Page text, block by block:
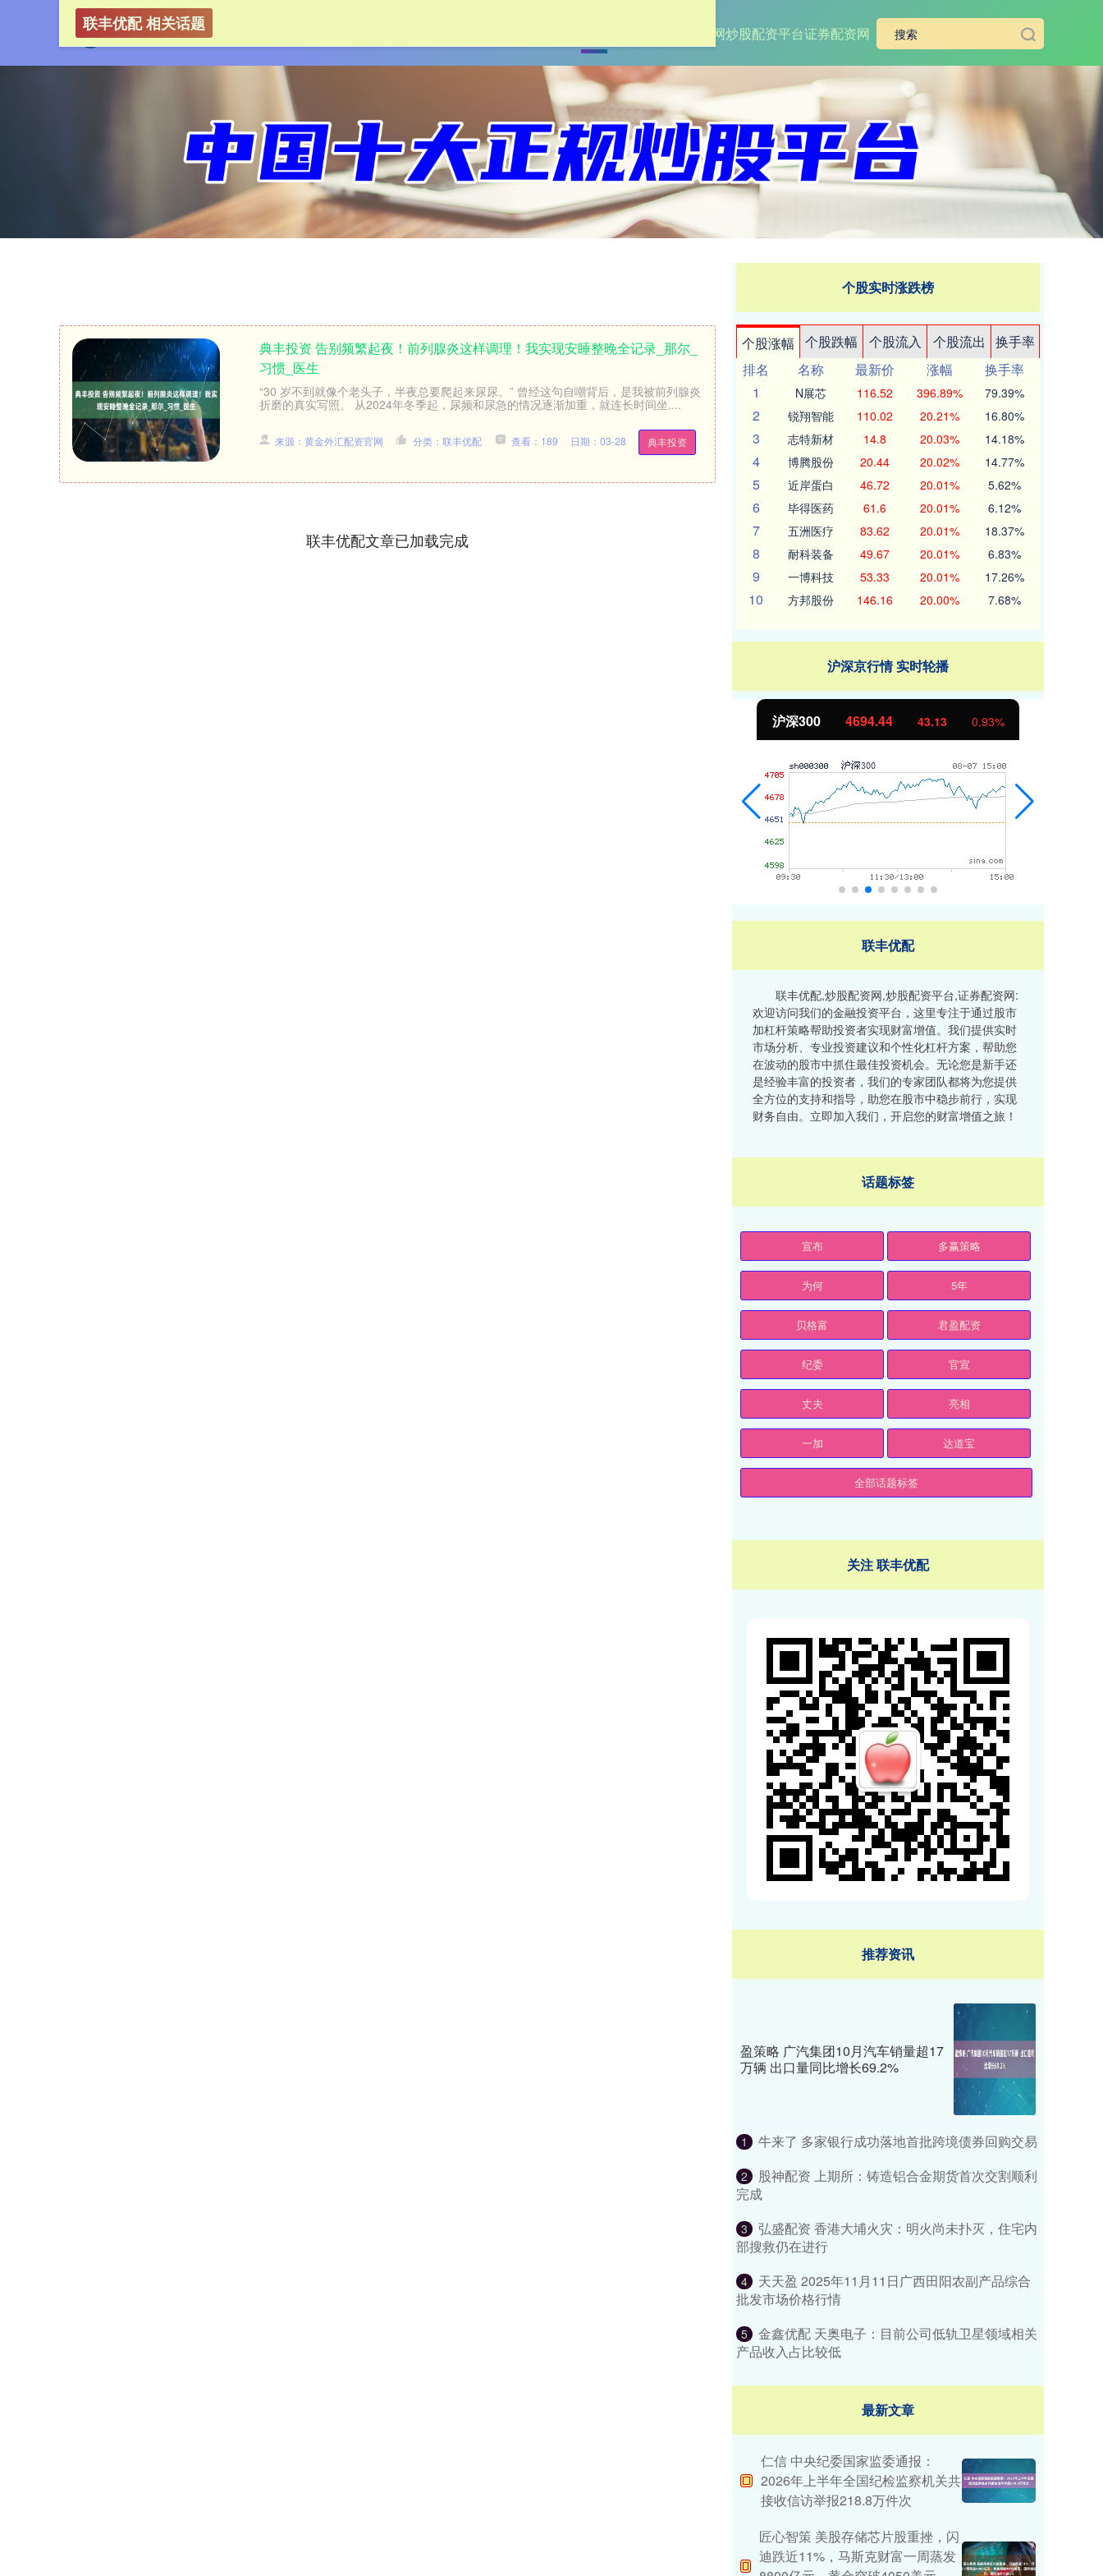
炒股配资网炒股配资平台证券配资网
联丰优配 相关话题
典丰投资 告别频繁起夜！前列腺炎这样调理！我实现安睡整晚全记录_那尔_
习惯_医生
“30 岁不到就像个老头子，半夜总要爬起来尿尿。” 曾经这句自嘲背后，是我被前列腺炎
折磨的真实写照。 从2024年冬季起，尿频和尿急的情况逐渐加重，就连长时间坐....
典丰投资
来源：黄金外汇配资官网 分类：联丰优配 查看：189 日期：03-28
联丰优配文章已加载完成
个股实时涨跌榜
个股涨幅 个股跌幅 个股流入 个股流出
换手率
排名
名称 最新价 涨幅
换手率
1
N展芯 116.52 396.89% 79.39%
2 锐翔智能 110.02 20.21% 16.80%
3 志特新材 14.8 20.03% 14.18%
4 博腾股份 20.44 20.02% 14.77%
5 近岸蛋白 46.72 20.01% 5.62%
6 毕得医药 61.6 20.01% 6.12%
7 五洲医疗 83.62 20.01% 18.37%
8 耐科装备 49.67 20.01% 6.83%
9 一博科技 53.33 20.01% 17.26%
10 方邦股份 146.16 20.00% 7.68%
沪深京行情 实时轮播
沪深300 4694.44 43.13 0.93%
联丰优配
联丰优配,炒股配资网,炒股配资平台,证券配资网:
欢迎访问我们的金融投资平台，这里专注于通过股市
加杠杆策略帮助投资者实现财富增值。我们提供实时
市场分析、专业投资建议和个性化杠杆方案，帮助您
在波动的股市中抓住最佳投资机会。无论您是新手还
是经验丰富的投资者，我们的专家团队都将为您提供
全方位的支持和指导，助您在股市中稳步前行，实现
财务自由。立即加入我们，开启您的财富增值之旅！
话题标签
宣布 多赢策略
为何 5年
贝格富 君盈配资
纪委 官宣
丈夫 亮相
一加 达道宝
全部话题标签
关注 联丰优配
推荐资讯
盈策略 广汽集团10月汽车销量超17
万辆 出口量同比增长69.2%
1 牛来了 多家银行成功落地首批跨境债券回购交易
2
股神配资 上期所：铸造铝合金期货首次交割顺利
完成
3
弘盛配资 香港大埔火灾：明火尚未扑灭，住宅内
部搜救仍在进行
4
天天盈 2025年11月11日广西田阳农副产品综合
批发市场价格行情
5
金鑫优配 天奥电子：目前公司低轨卫星领域相关
产品收入占比较低
最新文章
仁信 中央纪委国家监委通报：
2026年上半年全国纪检监察机关共
接收信访举报218.8万件次
匠心智策 美股存储芯片股重挫，闪
迪跌近11%，马斯克财富一周蒸发